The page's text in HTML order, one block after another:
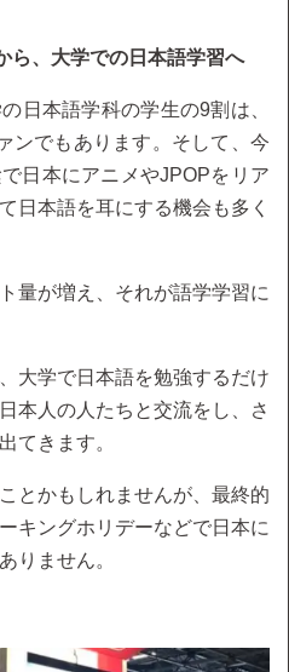
ら、大学での日本語学習へ
日本語学科の学生の9割は、
ンでもあります。そして、今
日本にアニメやJPOPをリア
日本語を耳にする機会も多く
量が増え、それが語学学習に
大学で日本語を勉強するだけ
本人の人たちと交流をし、さ
てきます。
とかもしれませんが、最終的
キングホリデーなどで日本に
りません。